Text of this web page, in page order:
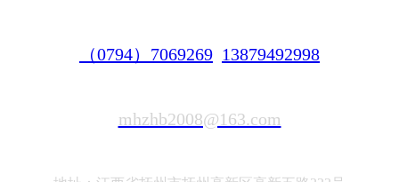
（0794）7069269 13879492998
mhzhb2008@163.com